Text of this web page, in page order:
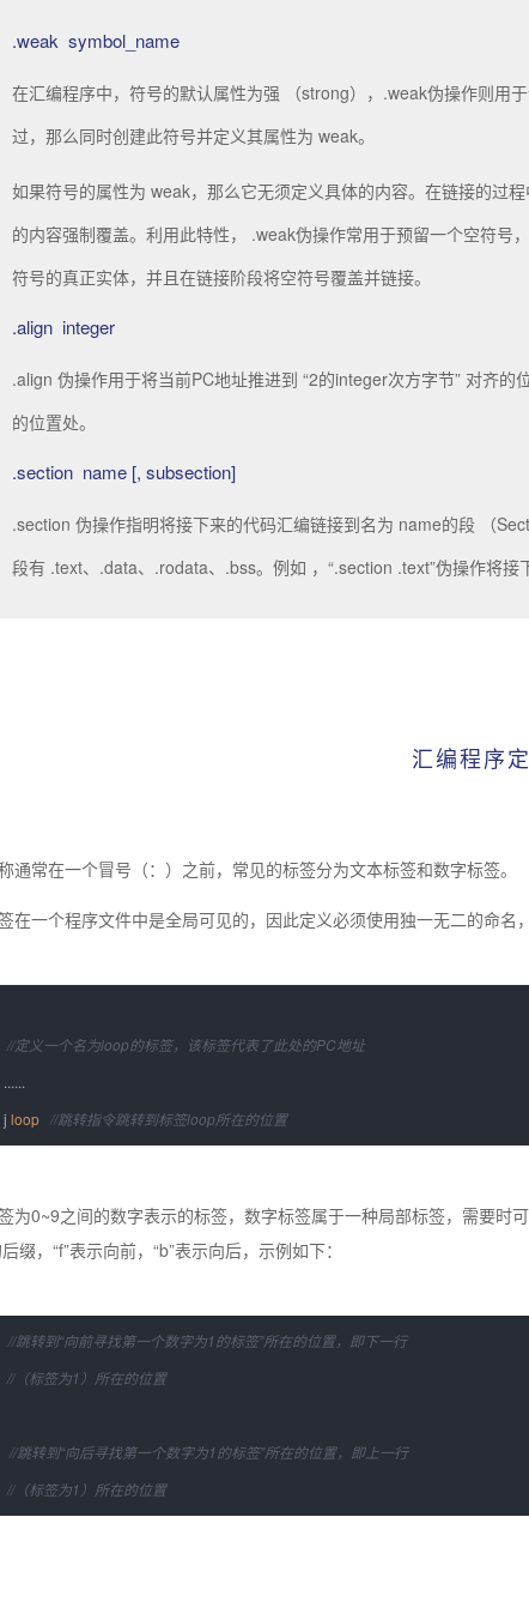
.weak symbol_name
在汇编程序中，符号的默认属性为强 （strong），.weak伪操作则用
过，那么同时创建此符号并定义其属性为 weak。
如果符号的属性为 weak，那么它无须定义具体的内容。在链接的过
的内容强制覆盖。利用此特性， .weak伪操作常用于预留一个空符号
符号的真正实体，并且在链接阶段将空符号覆盖并链接。
.align integer
.align 伪操作用于将当前PC地址推进到 “2的integer次方字节” 对齐
的位置处。
.section name [, subsection]
.section 伪操作指明将接下来的代码汇编链接到名为 name的段 （
段有 .text、.data、.rodata、.bss。例如 ，“.section .text”伪操作将接
汇编程序
通常在一个冒号（：）之前，常见的标签分为文本标签和数字标签。
在一个程序文件中是全局可见的，因此定义必须使用独一无二的命名
//定义一个名为loop的标签，该标签代表了此处的PC地址
......
loop //跳转指令跳转到标签loop所在的位置
为0~9之间的数字表示的标签，数字标签属于一种局部标签，需要时
缀，“f”表示向前，“b”表示向后， 示例如下：
//跳转到“向前寻找第一个数字为1的标签”所在的位置，即下一行
签为1）所在的位置
//跳转到“向后寻找第一个数字为1的标签”所在的位置，即上一行
签为1）所在的位置
术与未来
果发布
并支持轻量级乱序能力
量安全提升培训”圆满开展
态建设成果联合发布
RISC-V北美峰会